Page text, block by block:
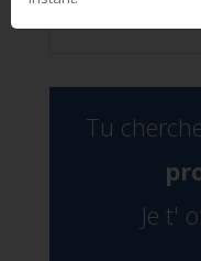
Tu
Je t'